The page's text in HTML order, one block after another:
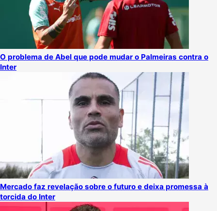
O problema de Abel que pode mudar o Palmeiras contra o
Inter
Mercado faz revelação sobre o futuro e deixa promessa à
torcida do Inter